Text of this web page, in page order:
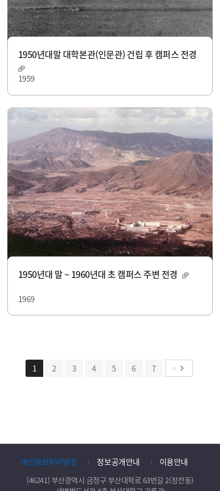
1950년대말 대학본관(인문관) 건립 후 캠퍼스 전경
1959
1950년대 말 ~ 1960년대 초 캠퍼스 주변 전경
1969
1 2 3 4 5 6 7 keyboard_arrow_right
개인정보처리방침 정보공개안내 이용안내
(46241) 부산광역시 금정구 부산대학로 63번길 2(장전동)